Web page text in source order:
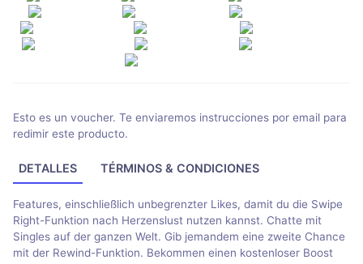
Esto es un voucher. Te enviaremos instrucciones por email para
redimir este producto.
DETALLES TÉRMINOS & CONDICIONES
Features, einschließlich unbegrenzter Likes, damit du die Swipe
Right-Funktion nach Herzenslust nutzen kannst. Chatte mit
Singles auf der ganzen Welt. Gib jemandem eine zweite Chance
mit der Rewind-Funktion. Bekommen einen kostenloser Boost